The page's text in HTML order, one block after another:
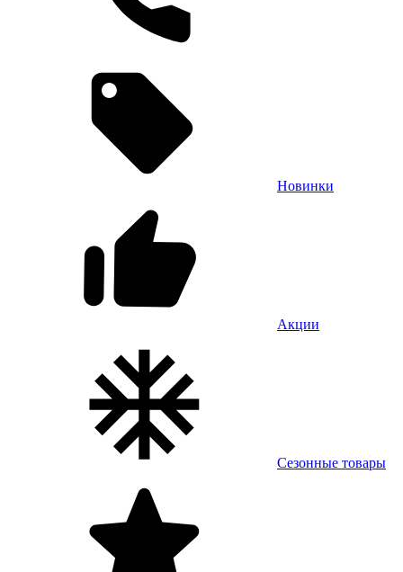
Новинки
Акции
Сезонные товары